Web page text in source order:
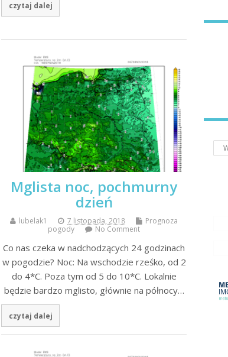
czytaj dalej
Mglista noc, pochmurny
dzień
lubelak1 7 listopada, 2018
Prognoza
pogody
No Comment
Co nas czeka w nadchodzących 24 godzinach
w pogodzie? Noc: Na wschodzie rześko, od 2
do 4*C. Poza tym od 5 do 10*C. Lokalnie
będzie bardzo mglisto, głównie na północy…
czytaj dalej